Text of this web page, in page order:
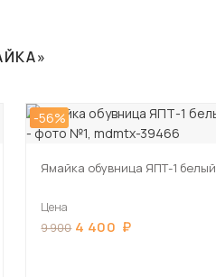
-56%
Ямайка обувница ЯПТ-1 белый
Цена
9 900 4 400